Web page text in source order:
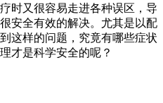
时又很容易走进各种误区，导
安全有效的解决。尤其是以配
这样的问题，究竟有哪些症状
才是科学安全的呢？